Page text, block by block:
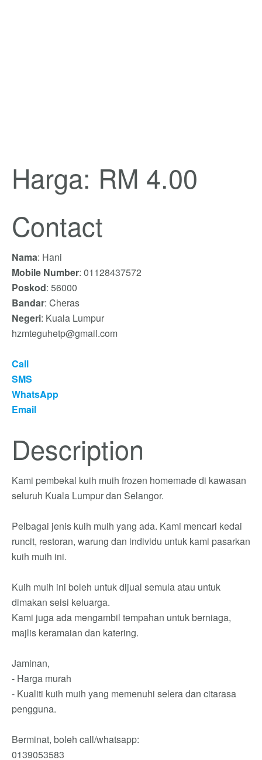
Harga: RM 4.00
Contact
Nama: Hani
Mobile Number: 01128437572
Poskod: 56000
Bandar: Cheras
Negeri: Kuala Lumpur
hzmteguhetp@gmail.com
Call
SMS
WhatsApp
Email
Description
Kami pembekal kuih muih frozen homemade di kawasan
seluruh Kuala Lumpur dan Selangor.
Pelbagai jenis kuih muih yang ada. Kami mencari kedai
runcit, restoran, warung dan individu untuk kami pasarkan
kuih muih ini.
Kuih muih ini boleh untuk dijual semula atau untuk
dimakan seisi keluarga.
Kami juga ada mengambil tempahan untuk berniaga,
majlis keramaian dan katering.
Jaminan,
- Harga murah
- Kualiti kuih muih yang memenuhi selera dan citarasa
pengguna.
Berminat, boleh call/whatsapp:
0139053583